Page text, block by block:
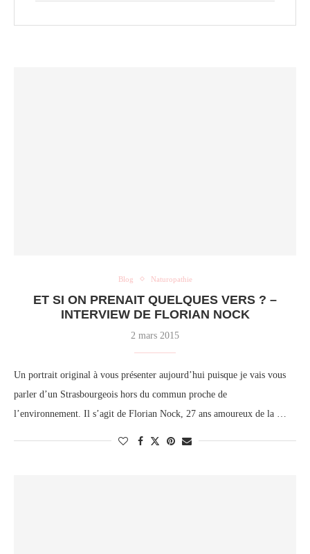
Blog Naturopathie
ET SI ON PRENAIT QUELQUES VERS ? –
INTERVIEW DE FLORIAN NOCK
2 mars 2015
Un portrait original à vous présenter aujourd’hui puisque je vais vous
parler d’un Strasbourgeois hors du commun proche de
l’environnement. Il s’agit de Florian Nock, 27 ans amoureux de la …